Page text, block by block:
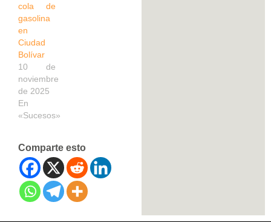
cola de
gasolina
en
Ciudad
Bolívar
10 de
noviembre
de 2025
En
«Sucesos»
Comparte esto